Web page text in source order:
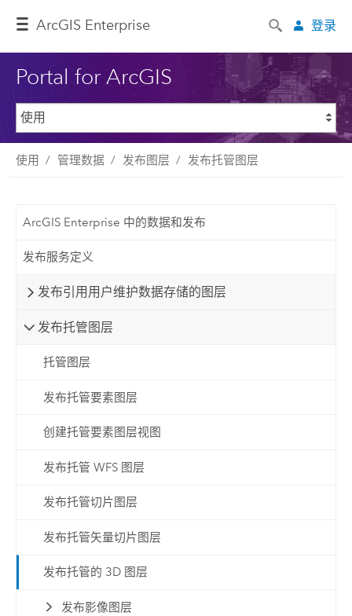
ArcGIS Enterprise 登录
Portal for ArcGIS
使用 管理数据 发布图层 发布托管图层
ArcGIS Enterprise 中的数据和发布
发布服务定义
发布引用用户维护数据存储的图层
发布托管图层
托管图层
发布托管要素图层
创建托管要素图层视图
发布托管 WFS 图层
发布托管切片图层
发布托管矢量切片图层
发布托管的 3D 图层
发布影像图层